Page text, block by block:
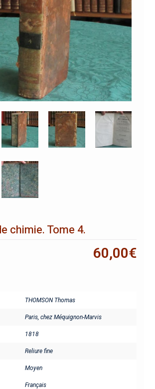
chimie. Tome 4.
60,00€
THOMSON Thomas
Paris, chez Méquignon-Marvis
1818
Reliure fine
Moyen
Français